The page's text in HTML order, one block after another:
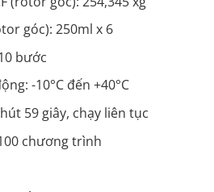
góc): 250ml x 6
bước
-10°C đến +40°C
59 giây, chạy liên tục
chương trình